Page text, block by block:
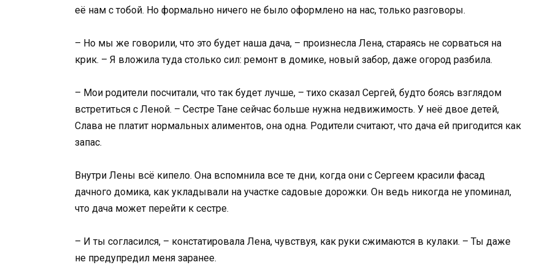
её нам с тобой. Но формально ничего не было оформлено на нас, только разговоры.
– Но мы же говорили, что это будет наша дача, – произнесла Лена, стараясь не сорваться на
крик. – Я вложила туда столько сил: ремонт в домике, новый забор, даже огород разбила.
– Мои родители посчитали, что так будет лучше, – тихо сказал Сергей, будто боясь взглядом
встретиться с Леной. – Сестре Тане сейчас больше нужна недвижимость. У неё двое детей,
Слава не платит нормальных алиментов, она одна. Родители считают, что дача ей пригодится как
запас.
Внутри Лены всё кипело. Она вспомнила все те дни, когда они с Сергеем красили фасад
дачного домика, как укладывали на участке садовые дорожки. Он ведь никогда не упоминал,
что дача может перейти к сестре.
– И ты согласился, – констатировала Лена, чувствуя, как руки сжимаются в кулаки. – Ты даже
не предупредил меня заранее.